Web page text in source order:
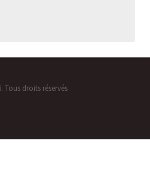
Tous droits réservés